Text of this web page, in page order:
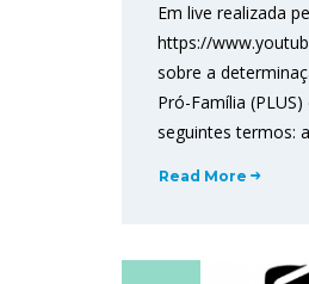
Em live realizada
https://
sobre a
Pró-Família
seguintes termos:
Read More